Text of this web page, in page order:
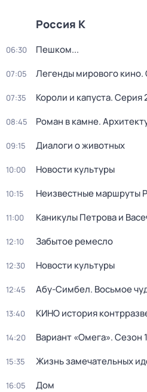
Россия К
06:30 Пешком...
07:05 Легенды мирового кино.
07:35 Короли и капуста. Серия
08:45 Роман в камне.
09:15 Диалоги о животных
10:00 Новости культуры
10:15 Неизвестные маршруты
11:00 Каникулы Петрова и
12:10 Забытое ремесло
12:30 Новости культуры
12:45 Абу-Симбел. Восьмое
13:40 КИНО история
14:20 Вариант «Омега». Сезон 1
15:35 Жизнь замечательных
16:05 Дом